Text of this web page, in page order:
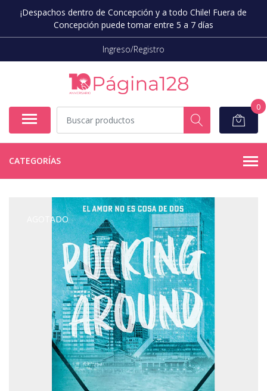
¡Despachos dentro de Concepción y a todo Chile! Fuera de
Concepción puede tomar entre 5 a 7 días
Ingreso/Registro
0
CATEGORÍAS
AGOTADO